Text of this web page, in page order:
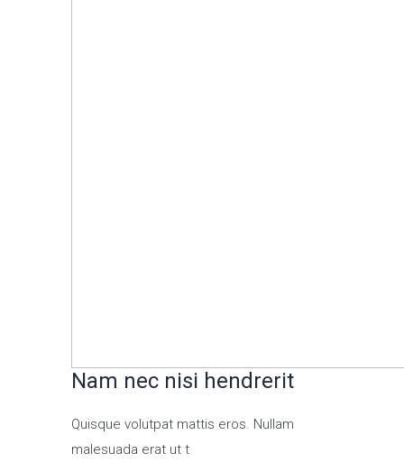
Nam nec nisi hendrerit
Quisque volutpat mattis eros. Nullam
malesuada erat ut t